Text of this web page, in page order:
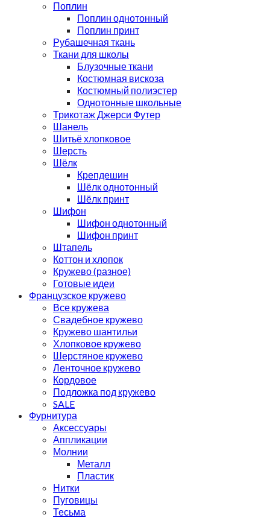
Поплин
Поплин однотонный
Поплин принт
Рубашечная ткань
Ткани для школы
Блузочные ткани
Костюмная вискоза
Костюмный полиэстер
Однотонные школьные
Трикотаж Джерси Футер
Шанель
Шитьё хлопковое
Шерсть
Шёлк
Крепдешин
Шёлк однотонный
Шёлк принт
Шифон
Шифон однотонный
Шифон принт
Штапель
Коттон и хлопок
Кружево (разное)
Готовые идеи
Французское кружево
Все кружева
Свадебное кружево
Кружево шантильи
Хлопковое кружево
Шерстяное кружево
Ленточное кружево
Кордовое
Подложка под кружево
SALE
Фурнитура
Аксессуары
Аппликации
Молнии
Металл
Пластик
Нитки
Пуговицы
Тесьма